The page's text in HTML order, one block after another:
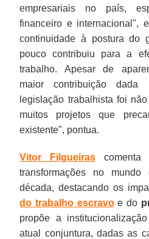
empresariais no país,
financeiro e internacional",
continuidade à postura do
pouco contribuiu para a
trabalho. Apesar de
maior contribuição
legislação trabalhista foi
muitos projetos que
existente", pontua.
Vitor Filgueiras comenta
transformações no
década, destacando os
do trabalho escravoe do
propõe a
atual conjuntura, dadas as